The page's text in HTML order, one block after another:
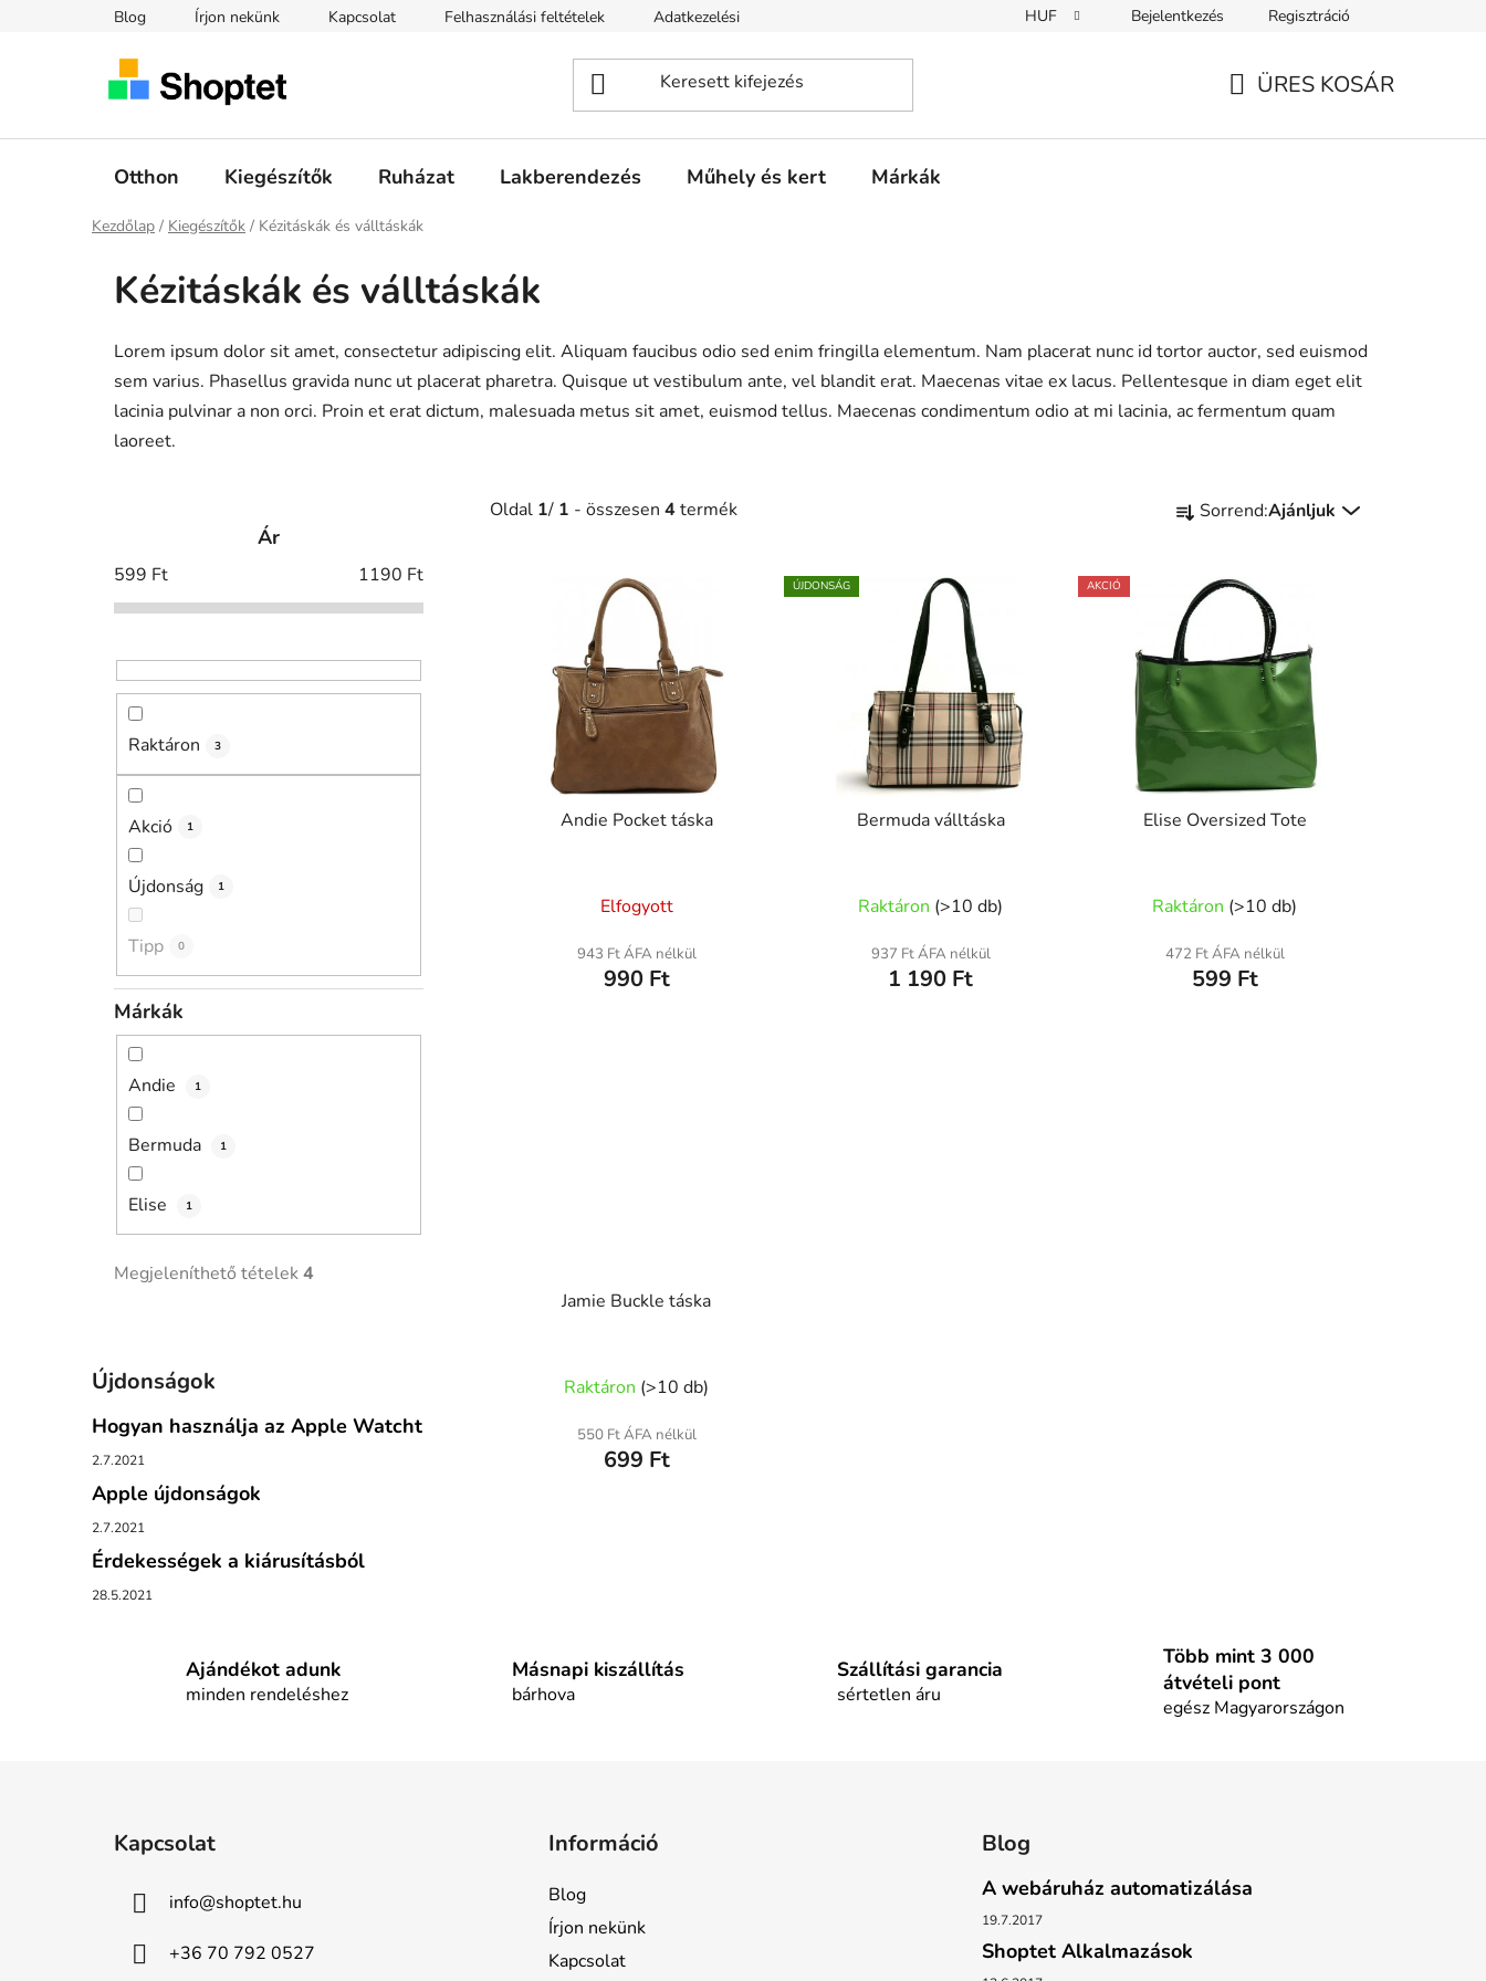
Blog Írjon nekünk Kapcsolat Felhasználási feltételek Adatkezelési tájékotató HUF Bejelentkezés Regisztráció
ÜRES KOSÁR
Otthon Kiegészítők Ruházat Lakberendezés Műhely és kert Márkák
Kezdőlap / Kiegészítők / Kézitáskák és válltáskák
Kézitáskák és válltáskák
Lorem ipsum dolor sit amet, consectetur adipiscing elit. Aliquam faucibus odio sed enim fringilla elementum. Nam placerat nunc id tortor auctor, sed euismod
sem varius. Phasellus gravida nunc ut placerat pharetra. Quisque ut vestibulum ante, vel blandit erat. Maecenas vitae ex lacus. Pellentesque in diam eget elit
lacinia pulvinar a non orci. Proin et erat dictum, malesuada metus sit amet, euismod tellus. Maecenas condimentum odio at mi lacinia, ac fermentum quam
laoreet.
Ár
599 Ft 1190 Ft
Raktáron 3
Akció 1
Újdonság 1
Tipp 0
Márkák
Andie 1
Bermuda 1
Elise 1
Megjeleníthető tételek4
Újdonságok
Hogyan használja az Apple Watcht
2.7.2021
Apple újdonságok
2.7.2021
Érdekességek a kiárusításból
28.5.2021
Oldal 1/ 1 - összesen 4termék
e
é
k
e
k
r
e
n
d
e
é
s
e
Sorrend:Ajánljuk
Andie Pocket táska
Elfogyott
943 Ft ÁFA nélkül
990 Ft
ÚJDONSÁG
Bermuda válltáska
Raktáron (>10 db)
937 Ft ÁFA nélkül
1 190 Ft
AKCIÓ
Elise Oversized Tote
Raktáron (>10 db)
472 Ft ÁFA nélkül
599 Ft
Jamie Buckle táska
Raktáron (>10 db)
550 Ft ÁFA nélkül
699 Ft
i
r
Ajándékot adunk
minden rendeléshez
Másnapi kiszállítás
bárhova
Szállítási garancia
sértetlen áru
Több mint 3 000
átvételi pont
egész Magyarországon
Kapcsolat
info@shoptet.hu
+36 70 792 0527
Információ
Blog
Írjon nekünk
Kapcsolat
Blog
A webáruház automatizálása
19.7.2017
Shoptet Alkalmazások